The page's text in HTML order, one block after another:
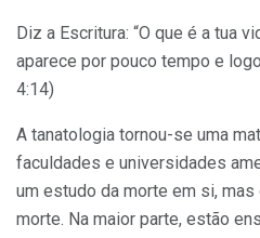
Diz a Escritura: “O que é a tua
aparece por pouco tempo e
4:14)
A tanatologia tornou-se uma
faculdades e universidades
um estudo da morte em si,
morte. Na maior parte, estão